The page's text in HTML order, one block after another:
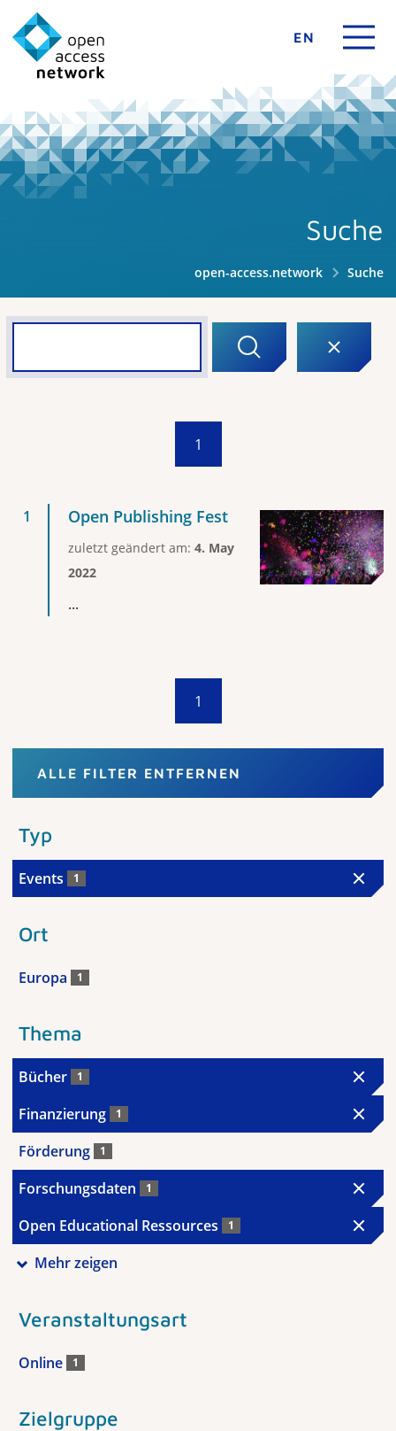
EN
Suche
open-access.network Suche
1
Open Publishing Fest
zuletzt geändert am: 4. May
2022
...
1
ALLE FILTER ENTFERNEN
Typ
Events 1
Ort
Europa 1
Thema
Bücher 1
Finanzierung 1
Förderung 1
Forschungsdaten 1
Open Educational Ressources 1
Mehr zeigen
Veranstaltungsart
Online 1
Zielgruppe